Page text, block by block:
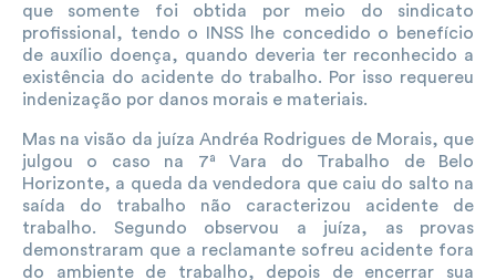
que somente foi obtida por meio do sindicato
profissional, tendo o INSS lhe concedido o benefício
de auxílio doença, quando deveria ter reconhecido a
existência do acidente do trabalho. Por isso requereu
indenização por danos morais e materiais.
Mas na visão da juíza Andréa Rodrigues de Morais, que
julgou o caso na 7ª Vara do Trabalho de Belo
Horizonte, a queda da vendedora que caiu do salto na
saída do trabalho não caracterizou acidente de
trabalho. Segundo observou a juíza, as provas
demonstraram que a reclamante sofreu acidente fora
do ambiente de trabalho, depois de encerrar sua